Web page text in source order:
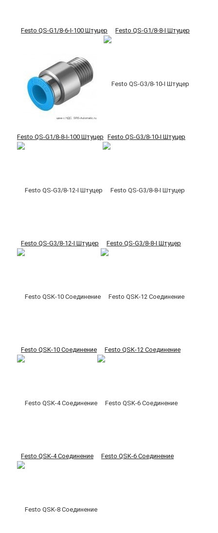
Festo QS-G1/8-6-I-100 Штуцер Festo QS-G1/8-8-I Штуцер
Festo QS-G1/8-8-I-100 Штуцер Festo QS-G3/8-10-I Штуцер
Festo QS-G3/8-12-I Штуцер Festo QS-G3/8-8-I Штуцер
Festo QSK-10 Соединение Festo QSK-12 Соединение
Festo QSK-4 Соединение Festo QSK-6 Соединение